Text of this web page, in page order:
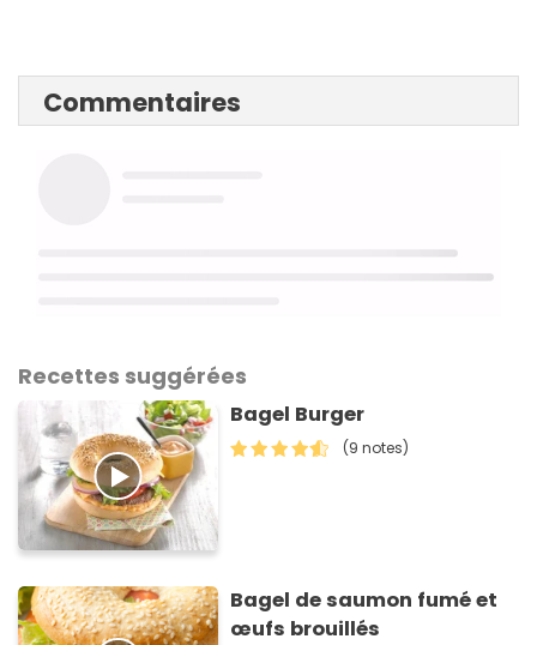
Commentaires
Recettes suggérées
Bagel Burger
(9 notes)
Bagel de saumon fumé et
œufs brouillés